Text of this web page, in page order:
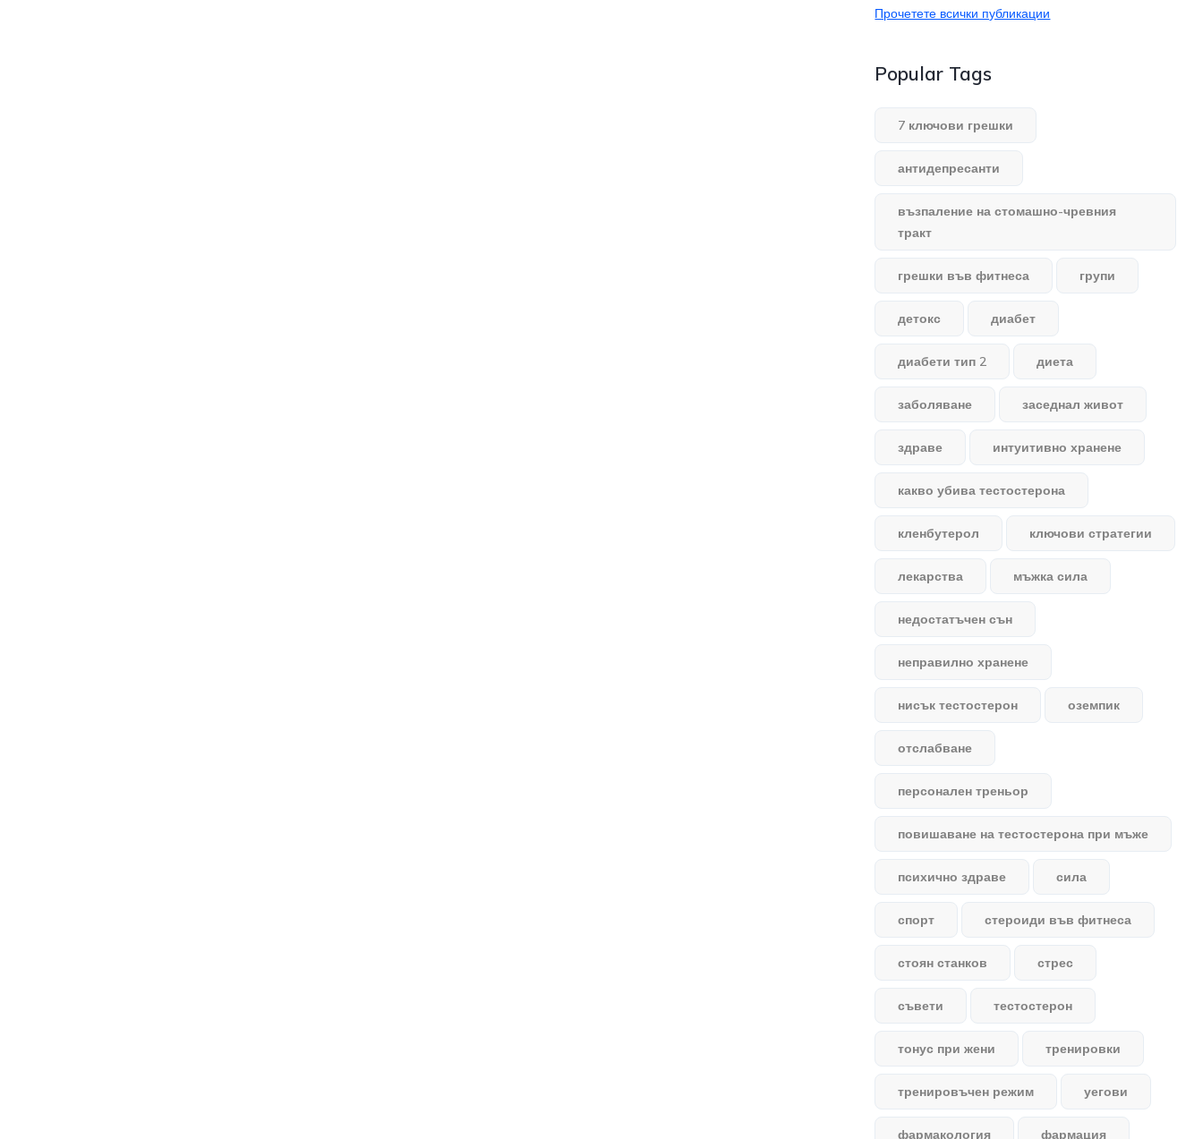
Прочетете всички публикации
Popular Tags
7 ключови грешки
антидепресанти
възпаление на стомашно-чревния
тракт
грешки във фитнеса групи
детокс диабет
диабети тип 2 диета
заболяване заседнал живот
здраве интуитивно хранене
какво убива тестостерона
кленбутерол ключови стратегии
лекарства мъжка сила
недостатъчен сън
неправилно хранене
нисък тестостерон оземпик
отслабване
персонален треньор
повишаване на тестостерона при мъже
психично здраве сила
спорт стероиди във фитнеса
стоян станков стрес
съвети тестостерон
тонус при жени тренировки
тренировъчен режим уегови
фармакология фармация